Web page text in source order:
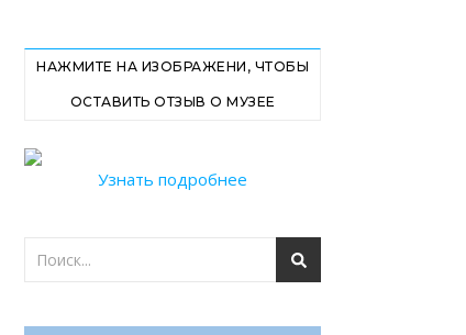
НАЖМИТЕ НА ИЗОБРАЖЕНИ, ЧТОБЫ
ОСТАВИТЬ ОТЗЫВ О МУЗЕЕ
Узнать подробнее